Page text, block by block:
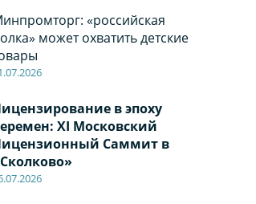
«российская
может охватить детские
в эпоху
XI Московский
Саммит в